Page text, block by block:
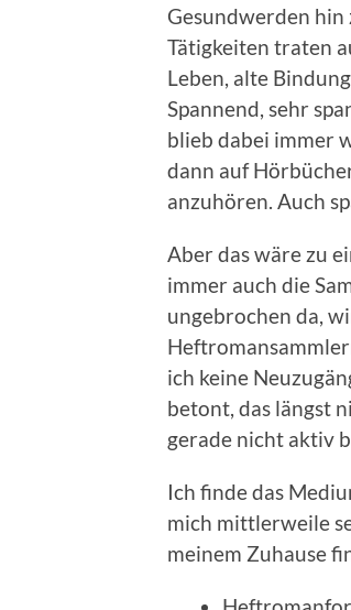
Gesundwerden hin
Tätigkeiten traten
Leben, alte
Spannend, sehr
blieb dabei immer
dann auf
anzuhören. Auch
Aber das wäre zu
immer auch die
ungebrochen da,
ich keine
betont, das längst
gerade nicht aktiv
Ich finde das
mich mittlerweile
meinem Zuhause